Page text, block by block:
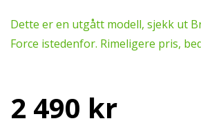
Dette er en utgått modell, sjekk ut
Force istedenfor. Rimeligere pris,
2 490 kr